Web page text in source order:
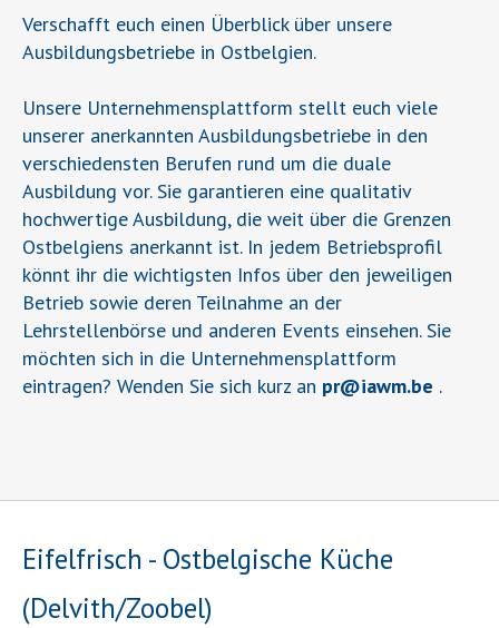
Verschafft euch einen Überblick über unsere
Ausbildungsbetriebe in Ostbelgien.
Unsere Unternehmensplattform stellt euch viele
unserer anerkannten Ausbildungsbetriebe in den
verschiedensten Berufen rund um die duale
Ausbildung vor. Sie garantieren eine qualitativ
hochwertige Ausbildung, die weit über die Grenzen
Ostbelgiens anerkannt ist. In jedem Betriebsprofil
könnt ihr die wichtigsten Infos über den jeweiligen
Betrieb sowie deren Teilnahme an der
Lehrstellenbörse und anderen Events einsehen. Sie
möchten sich in die Unternehmensplattform
eintragen? Wenden Sie sich kurz an pr@iawm.be .
Eifelfrisch - Ostbelgische Küche
(Delvith/Zoobel)